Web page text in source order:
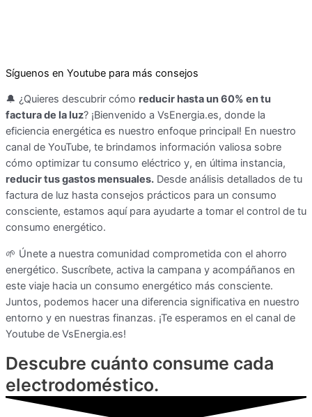
Síguenos en Youtube para más consejos
🔔 ¿Quieres descubrir cómo reducir hasta un 60% en tu
factura de la luz? ¡Bienvenido a VsEnergia.es, donde la
eficiencia energética es nuestro enfoque principal! En nuestro
canal de YouTube, te brindamos información valiosa sobre
cómo optimizar tu consumo eléctrico y, en última instancia,
reducir tus gastos mensuales. Desde análisis detallados de tu
factura de luz hasta consejos prácticos para un consumo
consciente, estamos aquí para ayudarte a tomar el control de tu
consumo energético.
🌱 Únete a nuestra comunidad comprometida con el ahorro
energético. Suscríbete, activa la campana y acompáñanos en
este viaje hacia un consumo energético más consciente.
Juntos, podemos hacer una diferencia significativa en nuestro
entorno y en nuestras finanzas. ¡Te esperamos en el canal de
Youtube de VsEnergia.es!
Descubre cuánto consume cada
electrodoméstico.